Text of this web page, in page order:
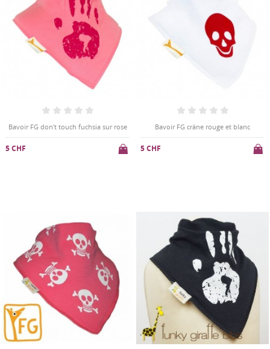
Bavoir FG don't touch fuchsia sur rose
5 CHF
Bavoir FG crâne rouge et blanc
5 CHF